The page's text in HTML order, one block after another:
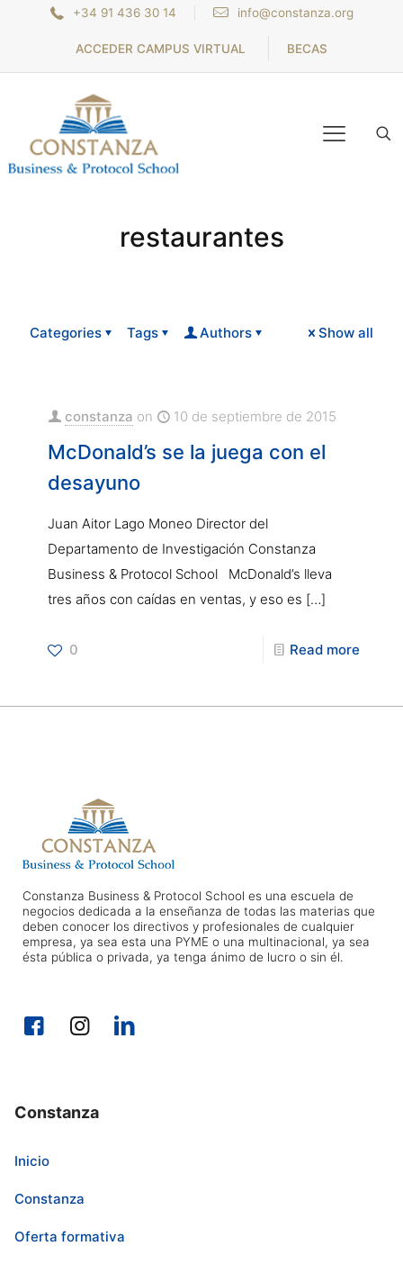
+34 91 436 30 14 info@constanza.org
ACCEDER CAMPUS VIRTUAL BECAS
restaurantes
Categories Tags Authors Show all
constanza on 10 de septiembre de 2015
McDonald’s se la juega con el
desayuno
Juan Aitor Lago Moneo Director del
Departamento de Investigación Constanza
Business & Protocol School McDonald’s lleva
tres años con caídas en ventas, y eso es […]
0 Read more
Constanza Business & Protocol School es una escuela de
negocios dedicada a la enseñanza de todas las materias que
deben conocer los directivos y profesionales de cualquier
empresa, ya sea esta una PYME o una multinacional, ya sea
ésta pública o privada, ya tenga ánimo de lucro o sin él.
Constanza
Inicio
Constanza
Oferta formativa